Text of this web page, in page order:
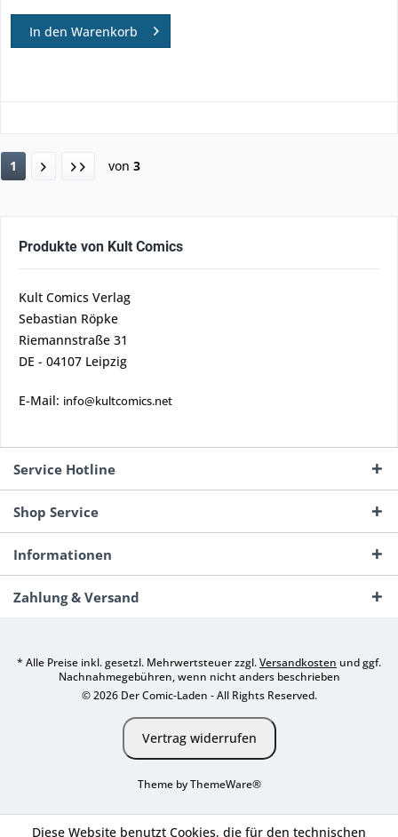
In den Warenkorb
1 von 3
Produkte von Kult Comics
Kult Comics Verlag
Sebastian Röpke
Riemannstraße 31
DE - 04107 Leipzig
E-Mail: info@kultcomics.net
Service Hotline
Shop Service
Informationen
Zahlung & Versand
* Alle Preise inkl. gesetzl. Mehrwertsteuer zzgl.Versandkosten und ggf.
Nachnahmegebühren, wenn nicht anders beschrieben
© 2026 Der Comic-Laden - All Rights Reserved.
Vertrag widerrufen
Theme byThemeWare®
Diese Website benutzt Cookies, die für den technischen